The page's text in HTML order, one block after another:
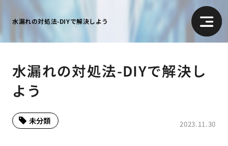
水漏れの対処法-DIYで解決しよう
水漏れの対処法-DIYで解決し
よう
2023.11.30
未分類